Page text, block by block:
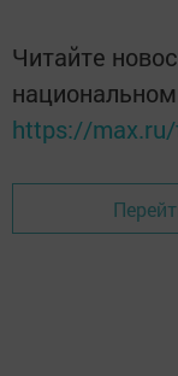
Читайте
https://